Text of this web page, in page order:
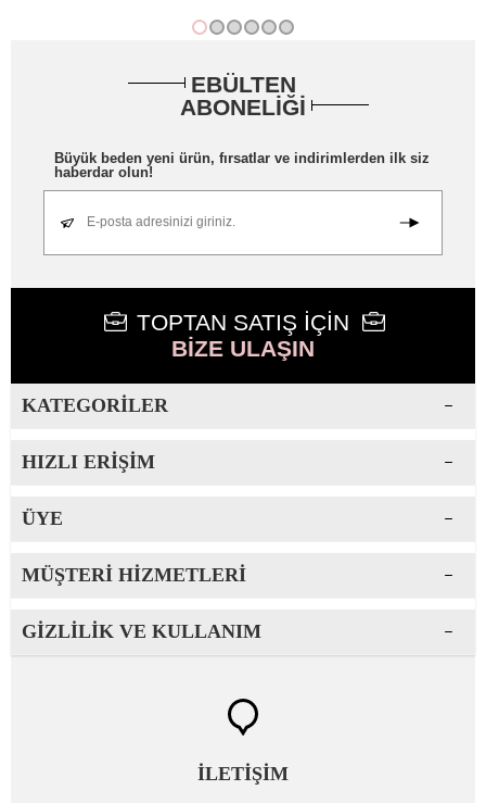
EBÜLTEN
ABONELİĞİ
Büyük beden yeni ürün, fırsatlar ve indirimlerden ilk siz
haberdar olun!
E-posta adresinizi giriniz.
TOPTAN SATIŞ İÇİN
BİZE ULAŞIN
KATEGORILER
HIZLI ERIŞIM
ÜYE
MÜŞTERI HIZMETLERI
GIZLILIK VE KULLANIM
İLETİŞİM